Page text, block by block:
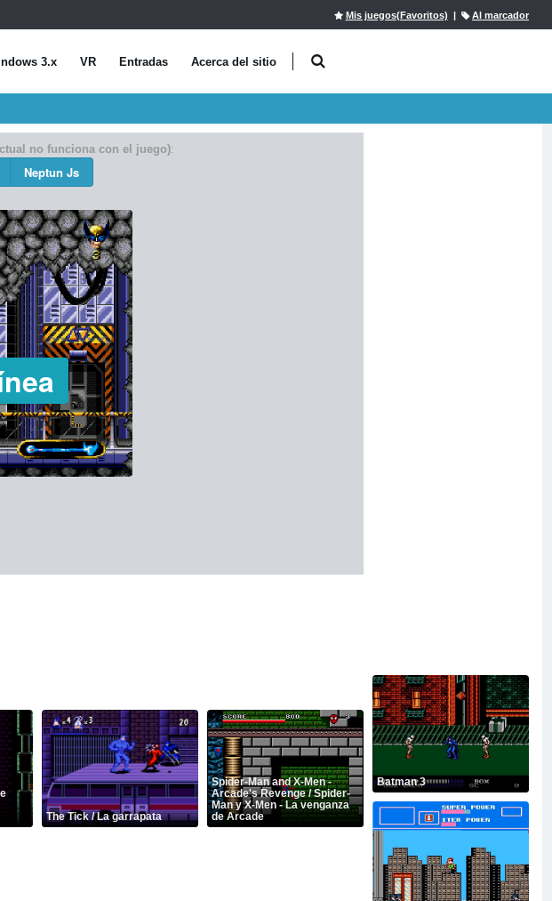
Mis juegos(Favoritos) | Al marcador
3.x VR Entradas Acerca del sitio
no funciona con el juego):
Neptun Js
The Tick / La garrapata
Spider-Man and X-Men -
Arcade's Revenge / Spider-
Man y X-Men - La venganza
de Arcade
Batman 3